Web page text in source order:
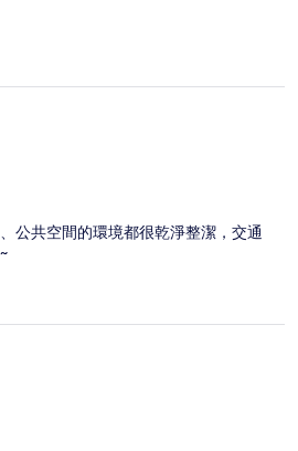
公共空間的環境都很乾淨整潔，交通